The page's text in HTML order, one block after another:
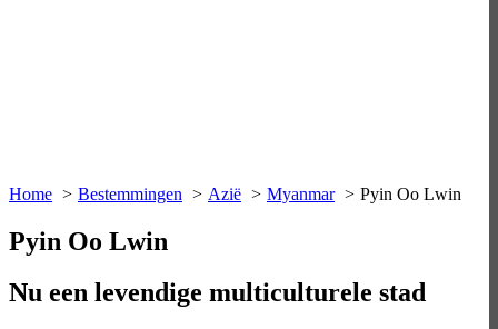
Home Bestemmingen Azië Myanmar Pyin Oo Lwin
Pyin Oo Lwin
Nu een levendige multiculturele stad